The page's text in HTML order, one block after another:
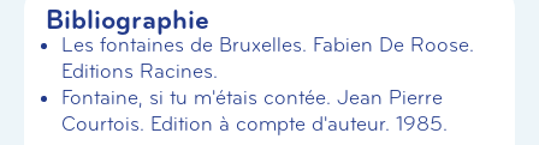
Bibliographie
Les fontaines de Bruxelles. Fabien De Roose.
Editions Racines.
Fontaine, si tu m'étais contée. Jean Pierre
Courtois. Edition à compte d'auteur. 1985.